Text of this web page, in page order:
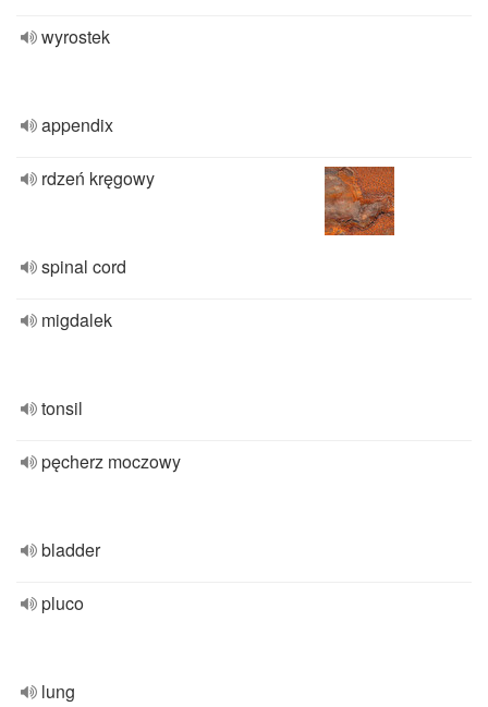
wyrostek
appendix
rdzeń kręgowy
spinal cord
migdalek
tonsil
pęcherz moczowy
bladder
pluco
lung